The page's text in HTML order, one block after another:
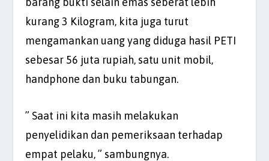
kurang 3 Kilogram, kita juga turut
mengamankan uang yang diduga hasil PETI
sebesar 56 juta rupiah, satu unit mobil,
handphone dan buku tabungan.
” Saat ini kita masih melakukan
penyelidikan dan pemeriksaan terhadap
empat pelaku, ” sambungnya.